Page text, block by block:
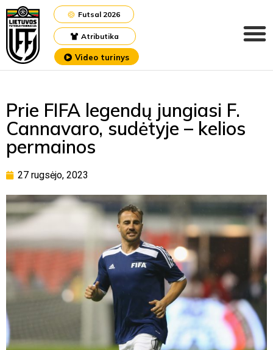
Atributika
Futsal 2026
Video turinys
Prie FIFA legendų jungiasi F.
Cannavaro, sudėtyje – kelios
permainos
27 rugsėjo, 2023